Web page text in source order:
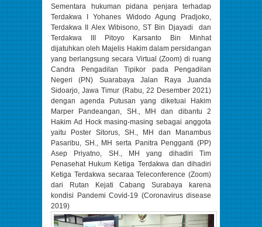
Sementara hukuman pidana penjara terhadap
Terdakwa I Yohanes Widodo Agung Pradjoko,
Terdakwa II Alex Wibisono, ST Bin Djayadi dan
Terdakwa III Pitoyo Karsanto Bin Minhat
dijatuhkan oleh Majelis Hakim dalam persidangan
yang berlangsung secara Virtual (Zoom) di ruang
Candra Pengadilan Tipikor pada Pengadilan
Negeri (PN) Suarabaya Jalan Raya Juanda
Sidoarjo, Jawa Timur (Rabu, 22 Desember 2021)
dengan agenda Putusan yang diketuai Hakim
Marper Pandeangan, SH., MH dan dibantu 2
Hakim Ad Hock masing-masing sebagai anggota
yaitu Poster Sitorus, SH., MH dan Manambus
Pasaribu, SH., MH serta Panitra Pengganti (PP)
Asep Priyatno, SH., MH yang dihadiri Tim
Penasehat Hukum Ketiga Terdakwa dan dihadiri
Ketiga Terdakwa secaraa Teleconference (Zoom)
dari Rutan Kejati Cabang Surabaya karena
kondisi Pandemi Covid-19 (Coronavirus disease
2019)